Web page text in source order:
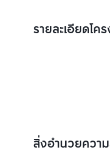
รายละเอียดโค
สิ่งอำนวยควา